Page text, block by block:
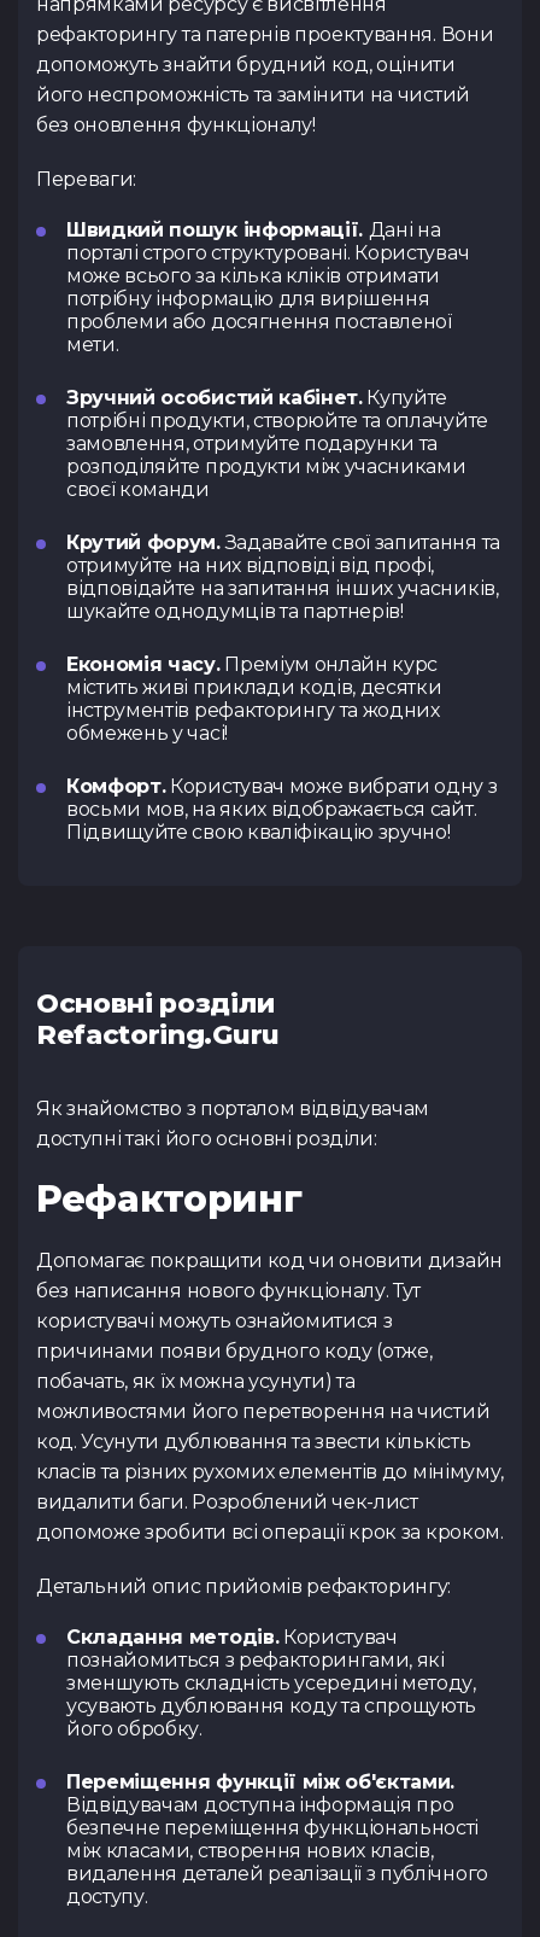
Тест з UX
рефакторингу та патернів проектування. Вони
допоможуть знайти брудний код, оцінити
його неспроможність та замінити на чистий
без оновлення функціоналу!
Переваги:
Швидкий пошук інформації. Дані на
порталі строго структуровані. Користувач
може всього за кілька кліків отримати
потрібну інформацію для вирішення
проблеми або досягнення поставленої
мети.
Зручний особистий кабінет.Купуйте
потрібні продукти, створюйте та оплачуйте
замовлення, отримуйте подарунки та
розподіляйте продукти між учасниками
своєї команди
Крутий форум.Задавайте свої запитання та
отримуйте на них відповіді від профі,
відповідайте на запитання інших учасників,
шукайте однодумців та партнерів!
Економія часу.Преміум онлайн курс
містить живі приклади кодів, десятки
інструментів рефакторингу та жодних
обмежень у часі!
Комфорт.Користувач може вибрати одну з
восьми мов, на яких відображається сайт.
Підвищуйте свою кваліфікацію зручно!
Основні розділи
Refactoring.Guru
Як знайомство з порталом відвідувачам
доступні такі його основні розділи:
Рефакторинг
Допомагає покращити код чи оновити дизайн
без написання нового функціоналу. Тут
користувачі можуть ознайомитися з
причинами появи брудного коду (отже,
побачать, як їх можна усунути) та
можливостями його перетворення на чистий
код. Усунути дублювання та звести кількість
класів та різних рухомих елементів до мінімуму,
видалити баги. Розроблений чек-лист
допоможе зробити всі операції крок за кроком.
Детальний опис прийомів рефакторингу:
Складання методів.Користувач
познайомиться з рефакторингами, які
зменшують складність усередині методу,
усувають дублювання коду та спрощують
його обробку.
Переміщення функції між об'єктами.
Відвідувачам доступна інформація про
безпечне переміщення функціональності
між класами, створення нових класів,
видалення деталей реалізації з публічного
доступу.
Коментар
Переважний курс
Посилання на ваш
Публічної оферти
Подати
Tg Channel
Facebook
наш менеджер
деталей та
проведення
реєстрації. За
на сайті, у
https://t.me/
учасниками,
до відкриття
оновленнями
розділі